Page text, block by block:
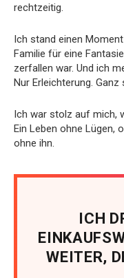
rechtzeitig.
Ich stand einen
Familie für eine
zerfallen war. Und ich
Nur Erleichterung. Ganz
Ich war stolz auf mich,
Ein Leben ohne Lügen,
ohne ihn.
ICH
WEITER,